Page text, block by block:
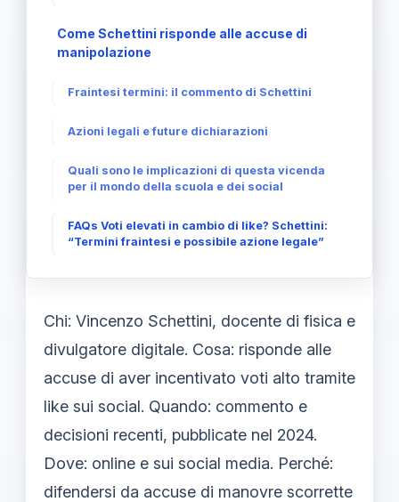
Come Schettini risponde alle accuse di
manipolazione
Fraintesi termini: il commento di Schettini
Azioni legali e future dichiarazioni
Quali sono le implicazioni di questa vicenda
per il mondo della scuola e dei social
FAQs Voti elevati in cambio di like? Schettini:
“Termini fraintesi e possibile azione legale”
Chi: Vincenzo Schettini, docente di fisica e
divulgatore digitale. Cosa: risponde alle
accuse di aver incentivato voti alto tramite
like sui social. Quando: commento e
decisioni recenti, pubblicate nel 2024.
Dove: online e sui social media. Perché:
difendersi da accuse di manovre scorrette